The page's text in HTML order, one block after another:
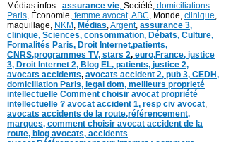
Médias infos : assurance vie, Société, domiciliations
Paris, Économie, femme avocat,ABC, Monde, clinique,
maquillage, NKM , Médias,Argent, assurance 3,
clinique, Sciences, consommation, Débats, Culture,
Formalités Paris, Droit Internet,patients,
CNRS,programmes TV, stars 2, euro,France, justice
3, Droit Internet 2, Blog EL, patients, justice 2,
avocats accidents, avocats accident 2, pub 3, CEDH,
domiciliation Paris, legal dom, meilleurs proprieté
intellectuelle Comment choisir avocat propriété
intellectuelle ? avocat accident 1, resp civ avocat,
avocats accidents de la route,référencement,
marques, comment choisir avocat accident de la
route, blog avocats, accidents